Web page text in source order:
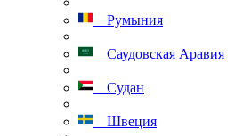
Румыния
Саудовская Аравия
Судан
Швеция